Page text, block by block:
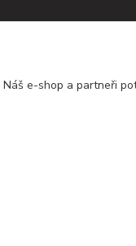
Náš e-shop a partneři